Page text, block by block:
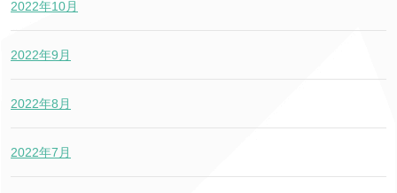
2022年10月
2022年9月
2022年8月
2022年7月